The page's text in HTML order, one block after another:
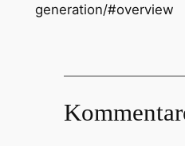
generation/#overview